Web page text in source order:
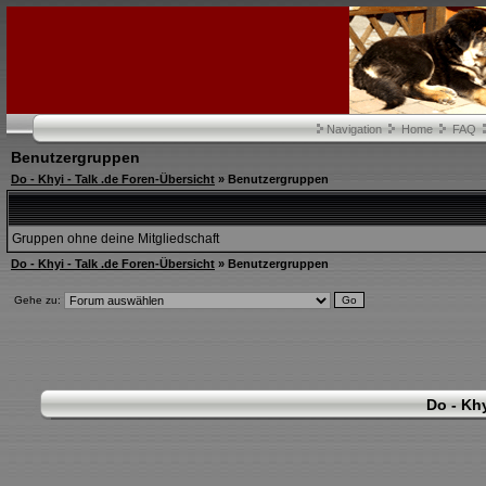
Navigation Home FAQ
Benutzergruppen
Do - Khyi - Talk .de Foren-Übersicht » Benutzergruppen
Gruppen ohne deine Mitgliedschaft
Do - Khyi - Talk .de Foren-Übersicht » Benutzergruppen
Gehe zu:
Do -